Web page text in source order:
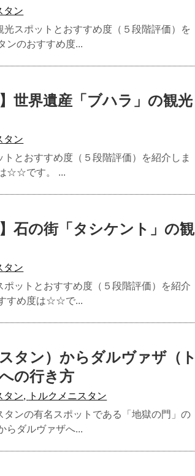
タン
光スポットとおすすめ度（５段階評価）を
ンのおすすめ度...
世界遺産「ブハラ」の観光
タン
トとおすすめ度（５段階評価）を紹介しま
☆☆です。 ...
石の街「タシケント」の観
タン
ポットとおすすめ度（５段階評価）を紹介
すめ度は☆☆で...
タン）からダルヴァザ（ト
の行き方
タン,
トルクメニスタン
タンの有名スポットである「地獄の門」の
らダルヴァザへ...